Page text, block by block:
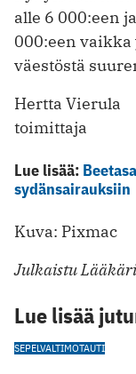
alle 6 000:een
000:een
väestöstä
Hertta Vierula
toimittaja
Lue lisää:
sydänsairauksiin
Kuva: Pixmac
Julkaistu
Lue lisää
SEPELVALTIMOTAUTI